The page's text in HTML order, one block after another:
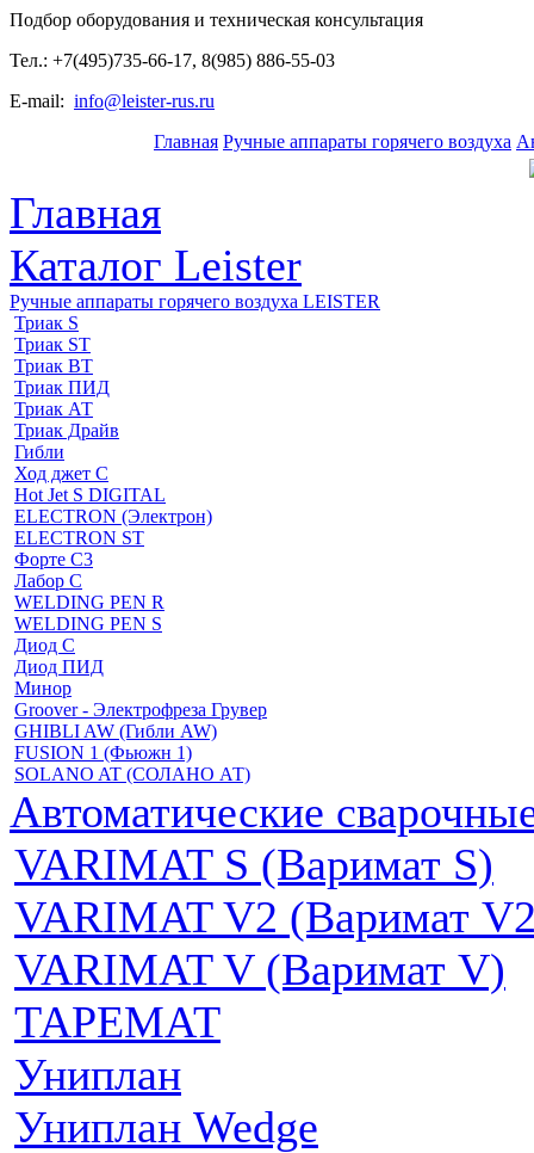
Подбор оборудования и техническая консультация
Тел.: +7(495)735-66-17, 8(985) 886-55-03
E-mail: info@leister-rus.ru
Главная Ручные аппараты горячего воздуха
Главная
Каталог Leister
Ручные аппараты горячего воздуха LEISTER
Триак S
Триак ST
Триак ВТ
Триак ПИД
Триак АТ
Триак Драйв
Гибли
Ход джет С
Hot Jet S DIGITAL
ELECTRON (Электрон)
ELECTRON ST
Форте С3
Лабор С
WELDING PEN R
WELDING PEN S
Диод С
Диод ПИД
Минор
Groover - Электрофреза Грувер
GHIBLI AW (Гибли AW)
FUSION 1 (Фьюжн 1)
SOLANO AT (СОЛАНО АТ)
Автоматические
VARIMAT S (Варимат S)
VARIMAT V2 (Варимат
VARIMAT V (Варимат V)
ТАРЕМАТ
Униплан
Униплан Wedge